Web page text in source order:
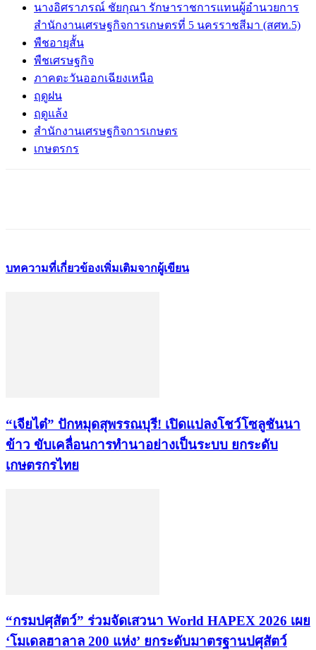
นางอิศราภรณ์ ชัยกุณา รักษาราชการแทนผู้อำนวยการ
สำนักงานเศรษฐกิจการเกษตรที่ 5 นครราชสีมา (สศท.5)
พืชอายุสั้น
พืชเศรษฐกิจ
ภาคตะวันออกเฉียงเหนือ
ฤดูฝน
ฤดูแล้ง
สำนักงานเศรษฐกิจการเกษตร
เกษตรกร
บทความที่เกี่ยวข้องเพิ่มเติมจากผู้เขียน
“เจียไต๋” ปักหมุดสุพรรณบุรี! เปิดแปลงโชว์โซลูชันนา
ข้าว ขับเคลื่อนการทำนาอย่างเป็นระบบ ยกระดับ
เกษตรกรไทย
“กรมปศุสัตว์” ร่วมจัดเสวนา World HAPEX 2026 เผย
‘โมเดลฮาลาล 200 แห่ง’ ยกระดับมาตรฐานปศุสัตว์